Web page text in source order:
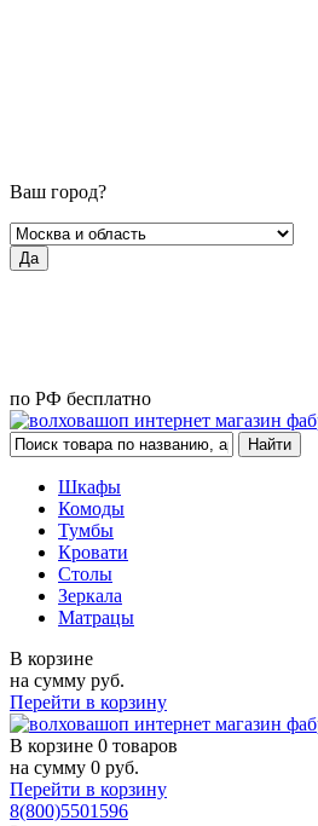
Ваш город?
Да
по РФ бесплатно
Шкафы
Комоды
Тумбы
Кровати
Столы
Зеркала
Матрацы
В корзине
на сумму руб.
Перейти в корзину
В корзине 0 товаров
на сумму 0 руб.
Перейти в корзину
8(800)5501596